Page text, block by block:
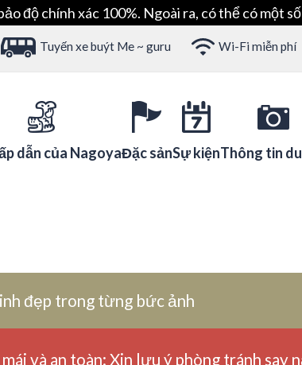
độ chính xác 100%. Ngoài ra, có thể có một
Tuyến xe buýt Me ~ guru Wi-Fi miễn phí
dẫn của NagoyaĐặc sảnSự kiệnThông tin
đẹp trong từng bức ảnh
và an toàn: Xin lưu ý phòng tránh